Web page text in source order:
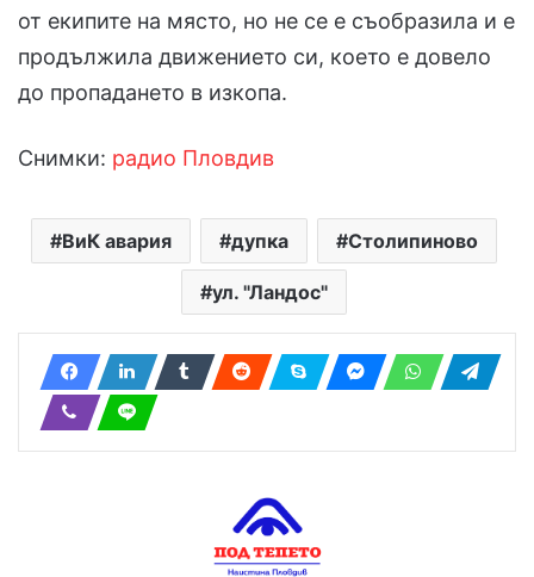
от екипите на място, но не се е съобразила и е
продължила движението си, което е довело
до пропадането в изкопа.
Снимки: радио Пловдив
ВиК авария дупка Столипиново
ул. "Ландос"